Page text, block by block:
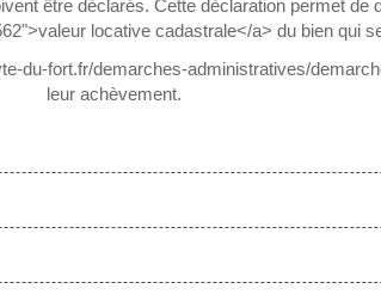
être déclarés. Cette déclaration permet
locative cadastrale</a> du bien qui
du-fort.fr/demarches-administratives/
leur achèvement.